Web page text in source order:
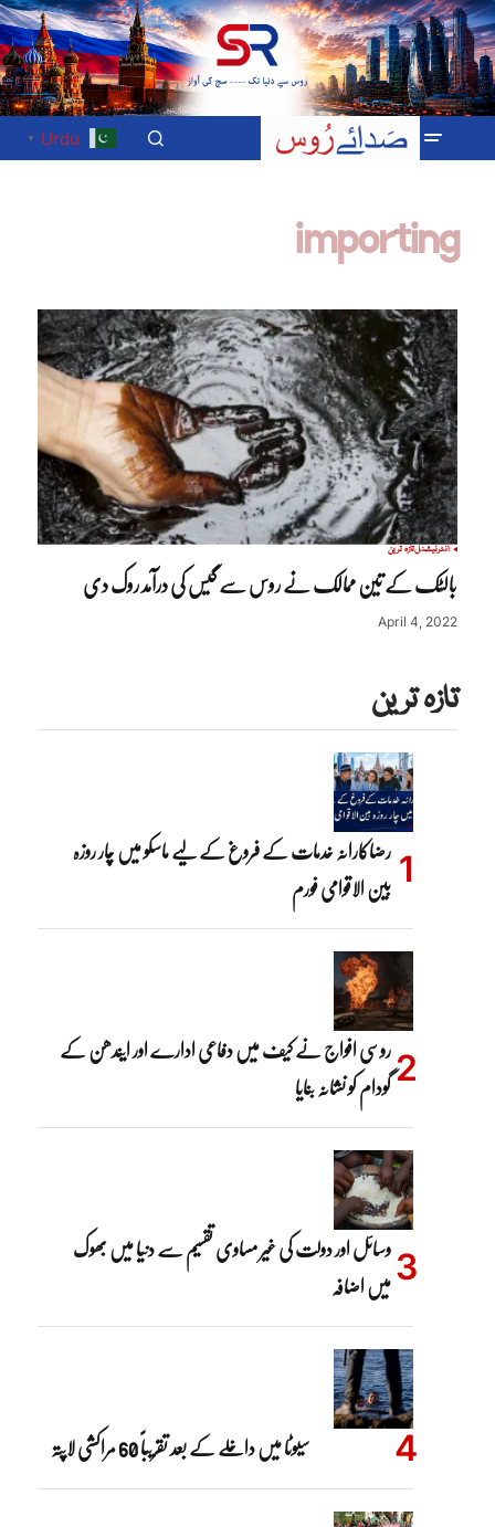
Urdu
▼
importing
انٹرنیشنلتازہ ترین
بالٹک کے تین ممالک نے روس سے گیس کی درآمد روک دی
April 4, 2022
تازہ ترین
رضاکارانہ خدمات کے فروغ کے لیے ماسکو میں چار روزہ
بین الاقوامی فورم
روسی افواج نے کیف میں دفاعی ادارے اور ایندھن کے
گودام کو نشانہ بنایا
وسائل اور دولت کی غیر مساوی تقسیم سے دنیا میں بھوک
میں اضافہ
سیوٹا میں داخلے کے بعد تقریباً 60 مراکشی لاپتہ